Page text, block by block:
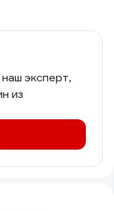
эксперт,
из